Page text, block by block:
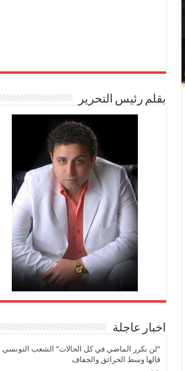
بقلم رئيس التحرير
اخبار عاجلة
“لن نكرر الماضي في كل الحالات” الشعب التونسي
قالها وسط الحرائق والجفاف